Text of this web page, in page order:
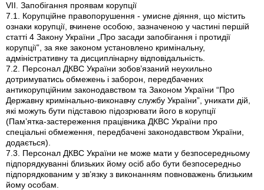
VII. Запобігання проявам корупції
7.1. Корупційне правопорушення - умисне діяння, що містить
ознаки корупції, вчинене особою, зазначеною у частині першій
статті 4 Закону України „Про засади запобігання і протидії
корупції”, за яке законом установлено кримінальну,
адміністративну та дисциплінарну відповідальність.
7.2. Персонал ДКВС України зобов’язаний неухильно
дотримуватись обмежень і заборон, передбачених
антикорупційним законодавством та Законом України “Про
Державну кримінально-виконавчу службу України”, уникати дій,
які можуть бути підставою підозрювати його в корупції
(Пам’ятка-застереження працівника ДКВС України про
спеціальні обмеження, передбачені законодавством України,
додається).
7.3. Персонал ДКВС України не може мати у безпосередньому
підпорядкуванні близьких йому осіб або бути безпосередньо
підпорядкованим у зв’язку з виконанням повноважень близьким
йому особам.